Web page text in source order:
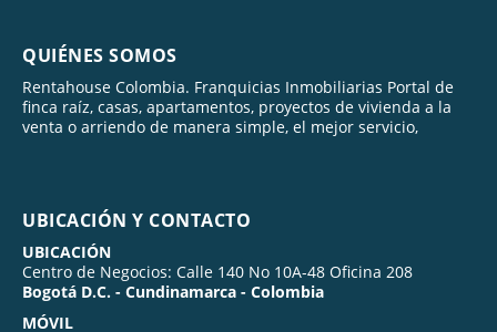
QUIÉNES SOMOS
Rentahouse Colombia. Franquicias Inmobiliarias Portal de
finca raíz, casas, apartamentos, proyectos de vivienda a la
venta o arriendo de manera simple, el mejor servicio,
UBICACIÓN Y CONTACTO
UBICACIÓN
Centro de Negocios: Calle 140 No 10A-48 Oficina 208
Bogotá D.C. - Cundinamarca - Colombia
MÓVIL